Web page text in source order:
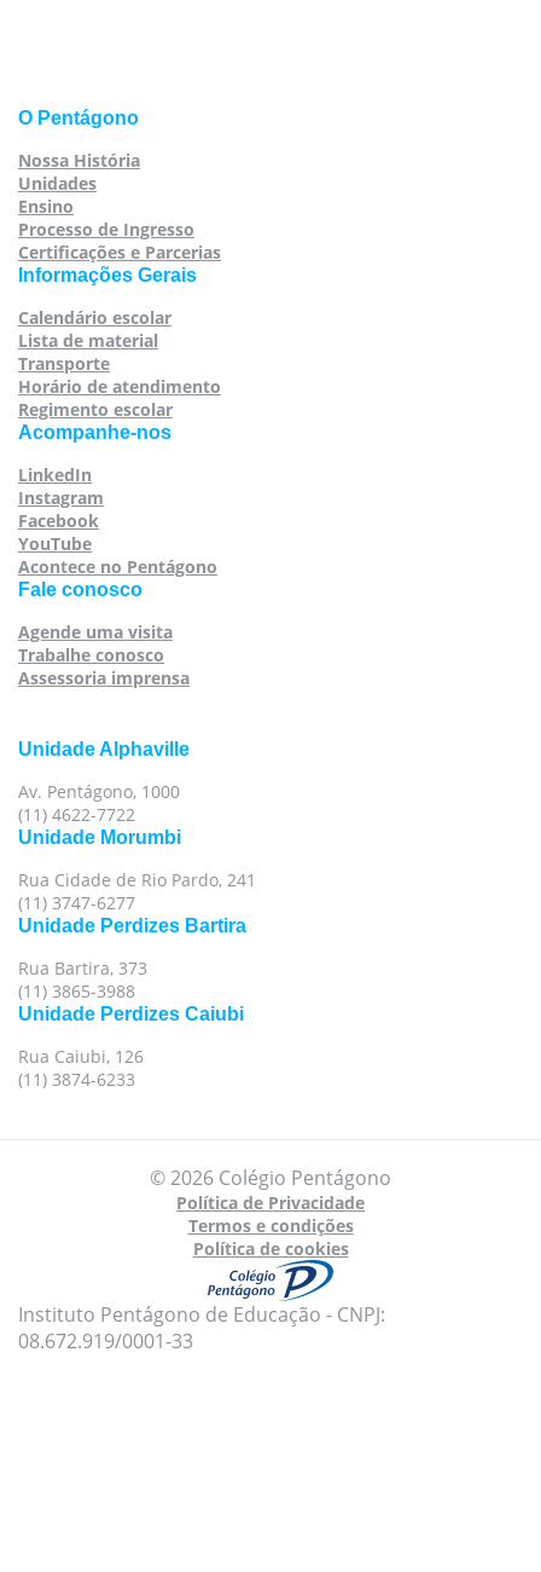
O Pentágono
Nossa História
Unidades
Ensino
Processo de Ingresso
Certificações e Parcerias
Informações Gerais
Calendário escolar
Lista de material
Transporte
Horário de atendimento
Regimento escolar
Acompanhe-nos
LinkedIn
Instagram
Facebook
YouTube
Acontece no Pentágono
Fale conosco
Agende uma visita
Trabalhe conosco
Assessoria imprensa
Unidade Alphaville
Av. Pentágono, 1000
(11) 4622-7722
Unidade Morumbi
Rua Cidade de Rio Pardo, 241
(11) 3747-6277
Unidade Perdizes Bartira
Rua Bartira, 373
(11) 3865-3988
Unidade Perdizes Caiubi
Rua Caiubi, 126
(11) 3874-6233
© 2026 Colégio Pentágono
Política de Privacidade
Termos e condições
Política de cookies
Instituto Pentágono de Educação - CNPJ:
08.672.919/0001-33